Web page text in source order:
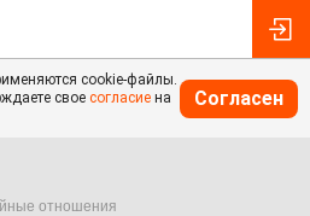
cookie-файлы.
свое согласие на
Согласен
отношения